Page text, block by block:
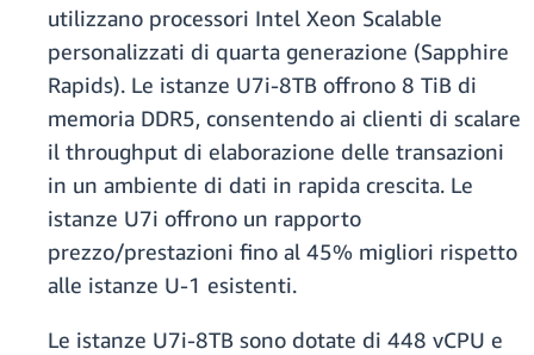
utilizzano processori Intel Xeon Scalable
personalizzati di quarta generazione (Sapphire
Rapids). Le istanze U7i-8TB offrono 8 TiB di
memoria DDR5, consentendo ai clienti di scalare
il throughput di elaborazione delle transazioni
in un ambiente di dati in rapida crescita. Le
istanze U7i offrono un rapporto
prezzo/prestazioni fino al 45% migliori rispetto
alle istanze U-1 esistenti.
Le istanze U7i-8TB sono dotate di 448 vCPU e